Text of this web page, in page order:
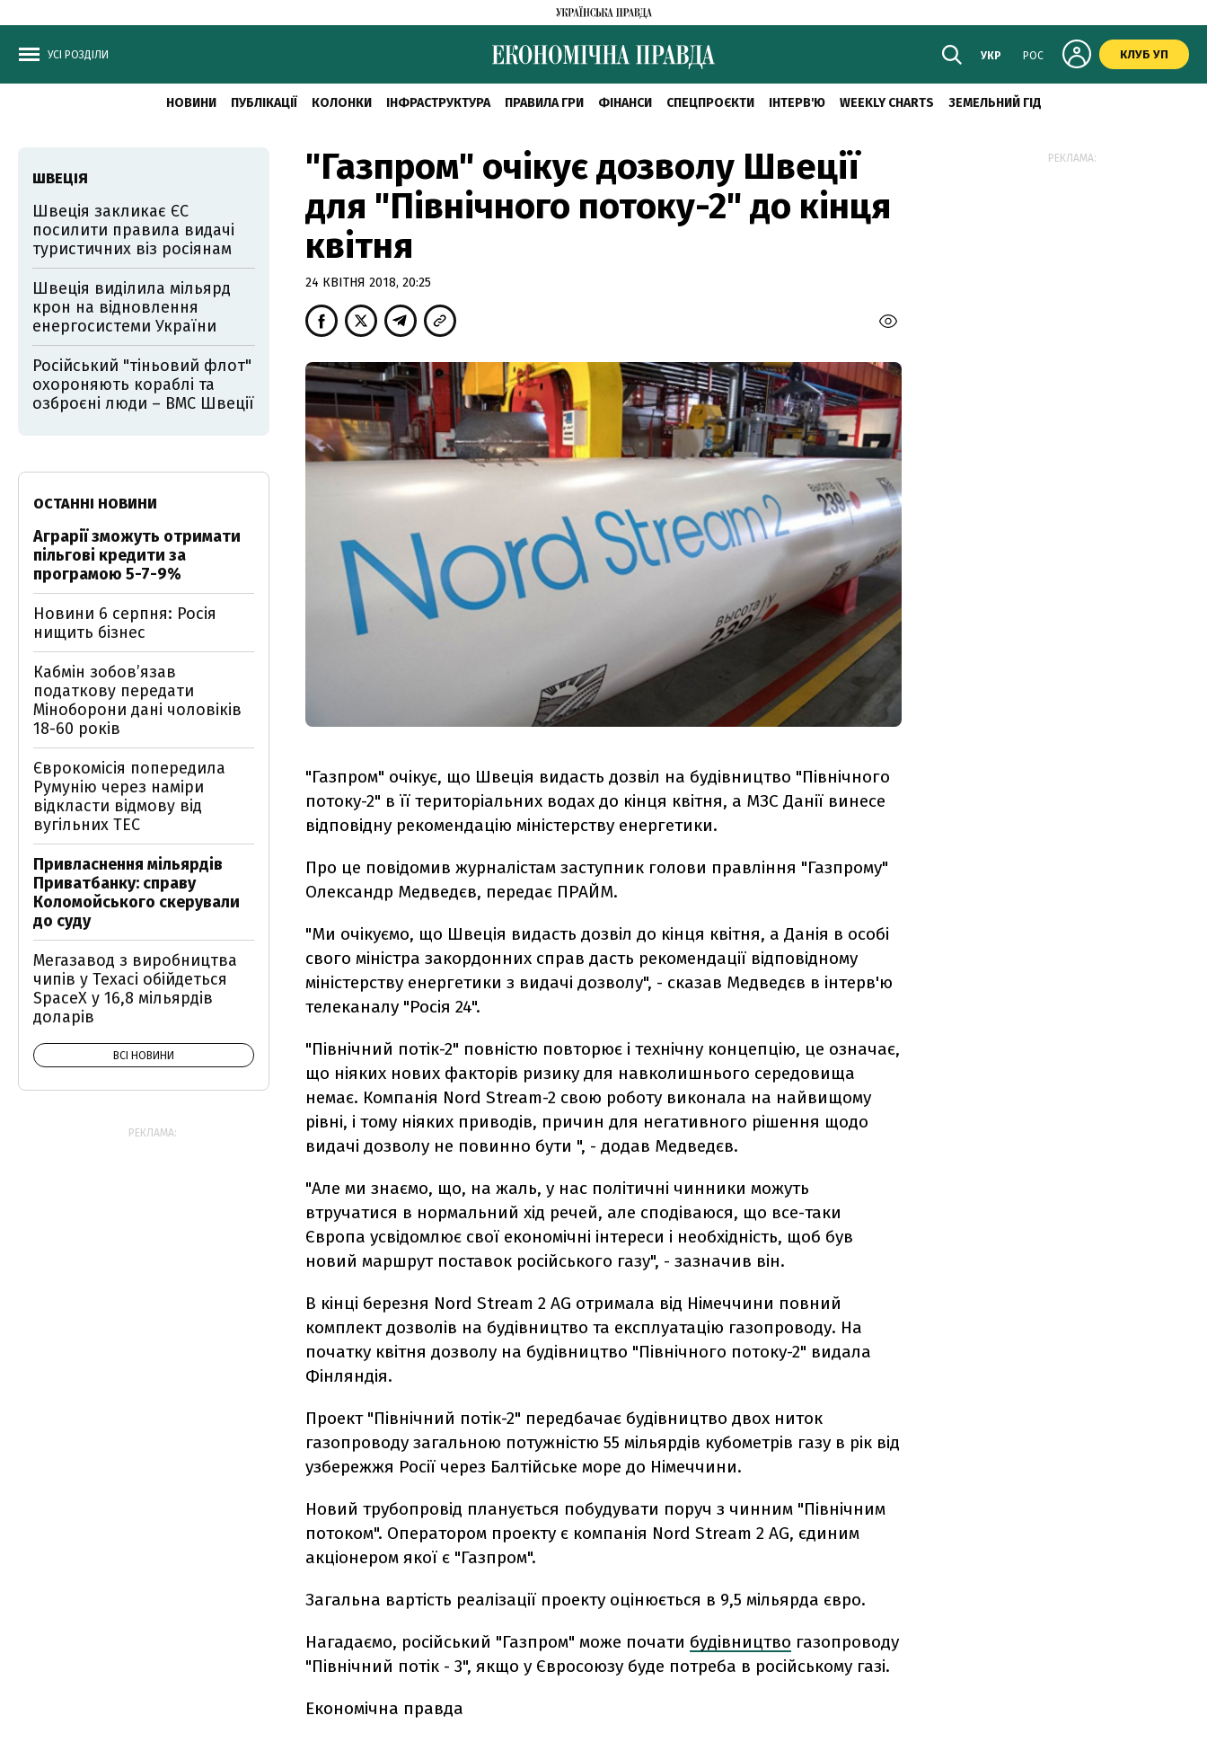
УСІ РОЗДІЛИ УКР РОС КЛУБ УП
НОВИНИ ПУБЛІКАЦІЇ КОЛОНКИ ІНФРАСТРУКТУРА ПРАВИЛА ГРИ ФІНАНСИ СПЕЦПРОЄКТИ ІНТЕРВ'Ю WEEKLY CHARTS ЗЕМЕЛЬНИЙ ГІД
"Газпром" очікує дозволу Швеції
для "Північного потоку-2" до кінця
квітня
24 КВІТНЯ 2018, 20:25
"Газпром" очікує, що Швеція видасть дозвіл на будівництво "Північного
потоку-2" в її територіальних водах до кінця квітня, а МЗС Данії винесе
відповідну рекомендацію міністерству енергетики.
Про це повідомив журналістам заступник голови правління "Газпрому"
Олександр Медведєв, передає ПРАЙМ.
"Ми очікуємо, що Швеція видасть дозвіл до кінця квітня, а Данія в особі
свого міністра закордонних справ дасть рекомендації відповідному
міністерству енергетики з видачі дозволу", - сказав Медведєв в інтерв'ю
телеканалу "Росія 24".
"Північний потік-2" повністю повторює і технічну концепцію, це означає,
що ніяких нових факторів ризику для навколишнього середовища
немає. Компанія Nord Stream-2 свою роботу виконала на найвищому
рівні, і тому ніяких приводів, причин для негативного рішення щодо
видачі дозволу не повинно бути ", - додав Медведєв.
"Але ми знаємо, що, на жаль, у нас політичні чинники можуть
втручатися в нормальний хід речей, але сподіваюся, що все-таки
Європа усвідомлює свої економічні інтереси і необхідність, щоб був
новий маршрут поставок російського газу", - зазначив він.
В кінці березня Nord Stream 2 AG отримала від Німеччини повний
комплект дозволів на будівництво та експлуатацію газопроводу. На
початку квітня дозволу на будівництво "Північного потоку-2" видала
Фінляндія.
Проект "Північний потік-2" передбачає будівництво двох ниток
газопроводу загальною потужністю 55 мільярдів кубометрів газу в рік від
узбережжя Росії через Балтійське море до Німеччини.
Новий трубопровід планується побудувати поруч з чинним "Північним
потоком". Оператором проекту є компанія Nord Stream 2 AG, єдиним
акціонером якої є "Газпром".
Загальна вартість реалізації проекту оцінюється в 9,5 мільярда євро.
Нагадаємо, російський "Газпром" може почати будівництво газопроводу
"Північний потік - 3", якщо у Євросоюзу буде потреба в російському газі.
Економічна правда
ШВЕЦІЯ
Швеція закликає ЄС
посилити правила видачі
туристичних віз росіянам
Швеція виділила мільярд
крон на відновлення
енергосистеми України
Російський "тіньовий флот"
охороняють кораблі та
озброєні люди – ВМС Швеції
ОСТАННІ НОВИНИ
Аграрії зможуть отримати
пільгові кредити за
програмою 5-7-9%
Новини 6 серпня: Росія
нищить бізнес
Кабмін зобовʼязав
податкову передати
Міноборони дані чоловіків
18-60 років
Єврокомісія попередила
Румунію через наміри
відкласти відмову від
вугільних ТЕС
Привласнення мільярдів
Приватбанку: справу
Коломойського скерували
до суду
Мегазавод з виробництва
чипів у Техасі обійдеться
SpaceX у 16,8 мільярдів
доларів
ВСІ НОВИНИ
РЕКЛАМА:
РЕКЛАМА: